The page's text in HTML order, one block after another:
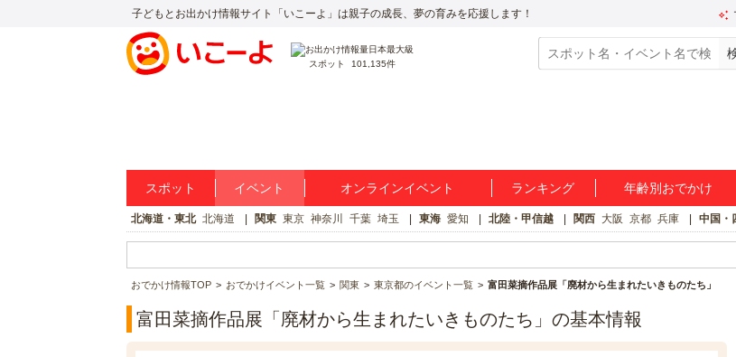
子どもとお出かけ情報サイト「いこーよ」は親子の成長、夢の育みを応援します！
スポット 101,135件
スポット イベント オンラインイベント ランキング 年齢別おでかけ
北海道・東北 北海道 関東 東京 神奈川 千葉 埼玉 東海 愛知 北陸・甲信越 関西 大阪 京都 兵庫 中国・
おでかけ情報TOP おでかけイベント一覧 関東 東京都のイベント一覧 富田菜摘作品展「廃材から生まれたいきものたち」
富田菜摘作品展「廃材から生まれたいきものたち」の基本情報